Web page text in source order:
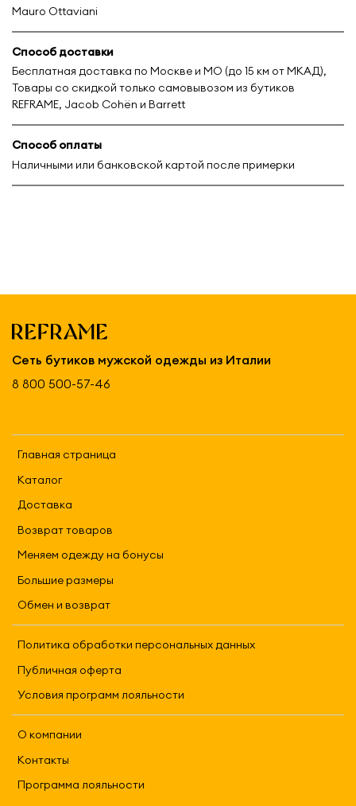
Mauro Ottaviani
Способ доставки
Бесплатная доставка по Москве и МО (до 15 км от МКАД),
Товары со скидкой только самовывозом из бутиков
REFRAME, Jacob Cohën и Barrett
Способ оплаты
Наличными или банковской картой после примерки
Главная страница
Каталог
Доставка
Возврат товаров
Меняем одежду на бонусы
Большие размеры
Обмен и возврат
Политика обработки персональных данных
Публичная оферта
Условия программ лояльности
О компании
Контакты
Программа лояльности
Сеть бутиков мужской одежды из Италии
8 800 500-57-46